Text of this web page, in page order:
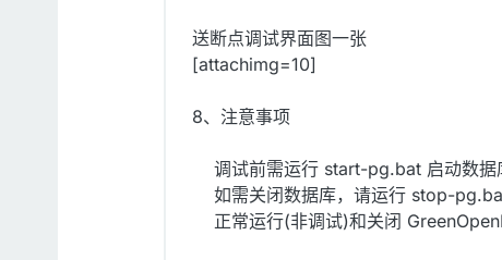
送断点调试界面图一张
[attachimg=10]
8、注意事项
调试前需运行 start-pg.bat 启动数据
如需关闭数据库，请运行 stop-
正常运行(非调试)和关闭